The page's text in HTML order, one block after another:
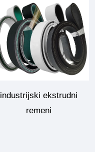
industrijski ekstrudni
remeni